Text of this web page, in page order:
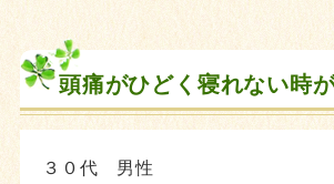
頭痛がひどく寝れない時
３０代 男性